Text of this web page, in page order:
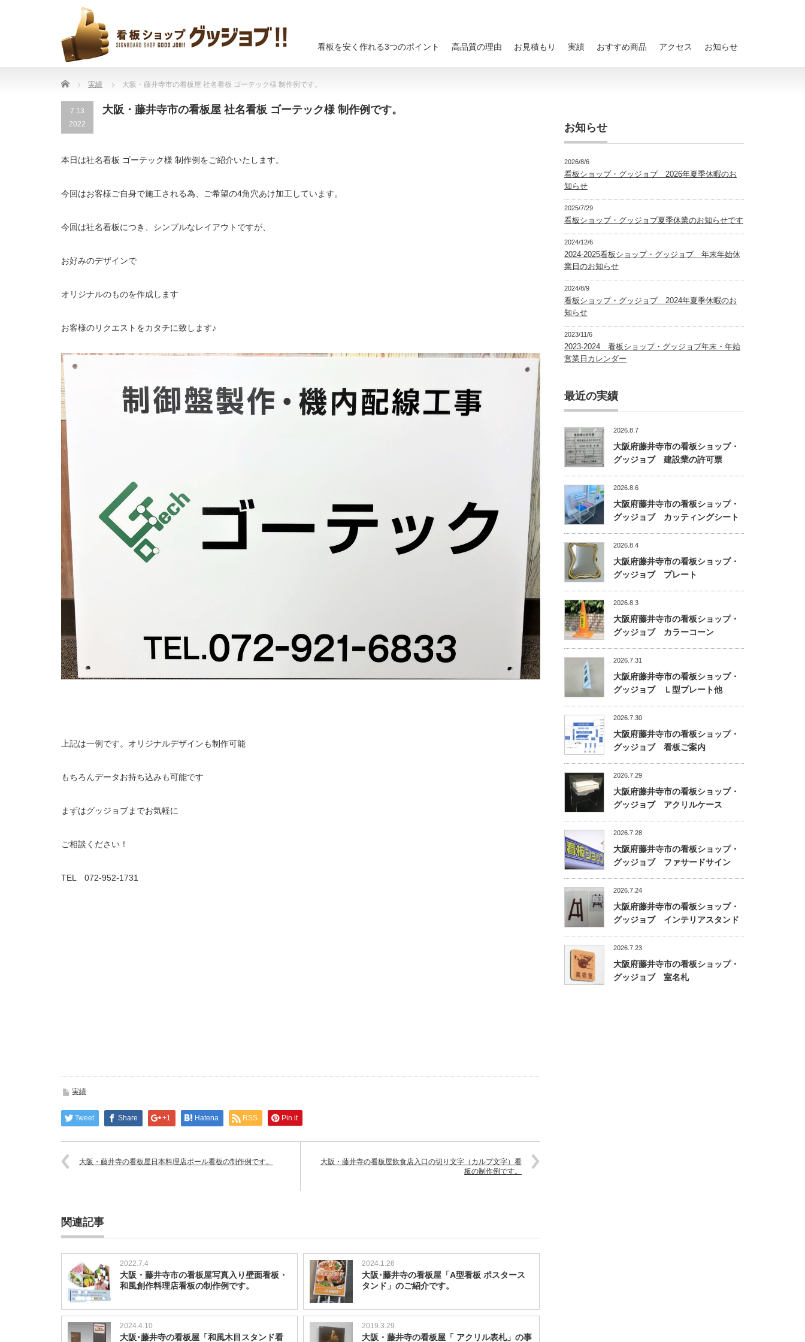
看板を安く作れる3つのポイント 高品質の理由 お見積もり 実績 おすすめ商品 アクセス お知らせ
Home 実績 大阪・藤井寺市の看板屋 社名看板 ゴーテック様 制作例です。
7.13
2022
大阪・藤井寺市の看板屋 社名看板 ゴーテック様 制作例です。
本日は社名看板 ゴーテック様 制作例をご紹介いたします。
今回はお客様ご自身で施工される為、ご希望の4角穴あけ加工しています。
今回は社名看板につき、シンプルなレイアウトですが、
お好みのデザインで
オリジナルのものを作成します
お客様のリクエストをカタチに致します♪
上記は一例です。オリジナルデザインも制作可能
もちろんデータお持ち込みも可能です
まずはグッジョブまでお気軽に
ご相談ください！
TEL 072-952-1731
実績
Tweet Share +1 Hatena RSS Pin it
大阪・藤井寺の看板屋日本料理店ポール看板の制作例です。
大阪・藤井寺の看板屋飲食店入口の切り文字（カルプ文字）看
板の制作例です。
関連記事
2022.7.4
大阪・藤井寺市の看板屋写真入り壁面看板・
和風創作料理店看板の制作例です。
2024.1.26
大阪･藤井寺の看板屋「A型看板 ポスタース
タンド」のご紹介です。
2024.4.10
大阪･藤井寺の看板屋「和風木目スタンド看
2019.3.29
大阪・藤井寺の看板屋「 アクリル表札」の事
お知らせ
2026/8/6
看板ショップ・グッジョブ 2026年夏季休暇のお
知らせ
2025/7/29
看板ショップ・グッジョブ夏季休業のお知らせです
2024/12/6
2024-2025看板ショップ・グッジョブ 年末年始休
業日のお知らせ
2024/8/9
看板ショップ・グッジョブ 2024年夏季休暇のお
知らせ
2023/11/6
2023-2024 看板ショップ・グッジョブ年末・年始
営業日カレンダー
最近の実績
2026.8.7
大阪府藤井寺市の看板ショップ・
グッジョブ 建設業の許可票
2026.8.6
大阪府藤井寺市の看板ショップ・
グッジョブ カッティングシート
2026.8.4
大阪府藤井寺市の看板ショップ・
グッジョブ プレート
2026.8.3
大阪府藤井寺市の看板ショップ・
グッジョブ カラーコーン
2026.7.31
大阪府藤井寺市の看板ショップ・
グッジョブ Ｌ型プレート他
2026.7.30
大阪府藤井寺市の看板ショップ・
グッジョブ 看板ご案内
2026.7.29
大阪府藤井寺市の看板ショップ・
グッジョブ アクリルケース
2026.7.28
大阪府藤井寺市の看板ショップ・
グッジョブ ファサードサイン
2026.7.24
大阪府藤井寺市の看板ショップ・
グッジョブ インテリアスタンド
2026.7.23
大阪府藤井寺市の看板ショップ・
グッジョブ 室名札